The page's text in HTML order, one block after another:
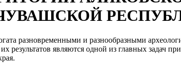
разновременными и разнообразными
результатов являются одной из главных задач